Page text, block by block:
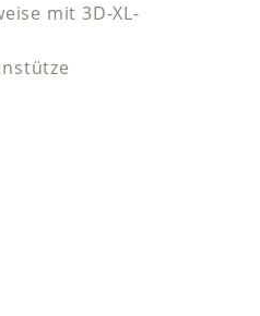
mit 3D-XL-